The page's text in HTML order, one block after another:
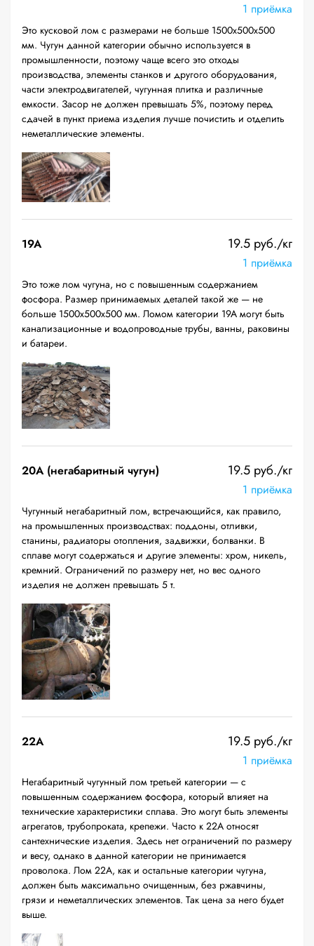
1 приёмка
Это кусковой лом с размерами не больше 1500х500х500
мм. Чугун данной категории обычно используется в
промышленности, поэтому чаще всего это отходы
производства, элементы станков и другого оборудования,
части электродвигателей, чугунная плитка и различные
емкости. Засор не должен превышать 5%, поэтому перед
сдачей в пункт приема изделия лучше почистить и отделить
неметаллические элементы.
19A 19.5 руб./кг
1 приёмка
Это тоже лом чугуна, но с повышенным содержанием
фосфора. Размер принимаемых деталей такой же — не
больше 1500х500х500 мм. Ломом категории 19А могут быть
канализационные и водопроводные трубы, ванны, раковины
и батареи.
20A (негабаритный чугун) 19.5 руб./кг
1 приёмка
Чугунный негабаритный лом, встречающийся, как правило,
на промышленных производствах: поддоны, отливки,
станины, радиаторы отопления, задвижки, болванки. В
сплаве могут содержаться и другие элементы: хром, никель,
кремний. Ограничений по размеру нет, но вес одного
изделия не должен превышать 5 т.
22A 19.5 руб./кг
1 приёмка
Негабаритный чугунный лом третьей категории — с
повышенным содержанием фосфора, который влияет на
технические характеристики сплава. Это могут быть элементы
агрегатов, трубопроката, крепежи. Часто к 22А относят
сантехнические изделия. Здесь нет ограничений по размеру
и весу, однако в данной категории не принимается
проволока. Лом 22А, как и остальные категории чугуна,
должен быть максимально очищенным, без ржавчины,
грязи и неметаллических элементов. Так цена за него будет
выше.